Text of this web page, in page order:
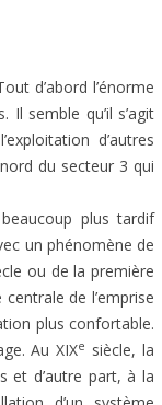
d’abord l’énorme
semble qu’il s’agit
d’autres
du secteur 3 qui
plus tardif
un phénomène de
ou de la première
de l’emprise
plus confortable.
Au XIXe siècle, la
et d’autre part, à la